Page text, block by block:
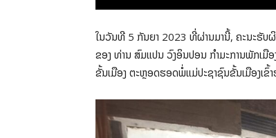
ໃນວັນທີ 5 ກັນຍາ 2023 ທີ່ຜ່ານມານີ້, ຄະນະຮັບຜິ
ຂອງ ທ່ານ ສົມແປນ ວົງອິນປອນ ກຳມະການພັກເມື
ຂັ້ນເມືອງ ຕະຫຼອດຮອດພໍ່ແມ່ປະຊາຊົນຂັ້ນເມືອງເຂົ້